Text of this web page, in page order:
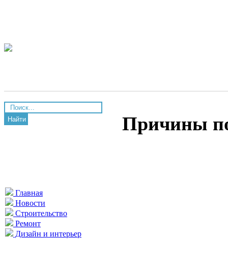
Найти
Главная
Новости
Строительство
Ремонт
Дизайн и интерьер
Причины